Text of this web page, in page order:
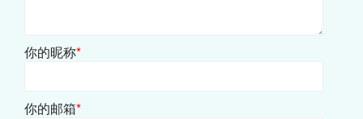
你的昵称*
你的邮箱*